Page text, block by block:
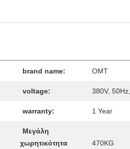
brand name: OMT
voltage: 380V,
warranty: 1 Year
Μεγάλη
χωρητικότητα
470KG